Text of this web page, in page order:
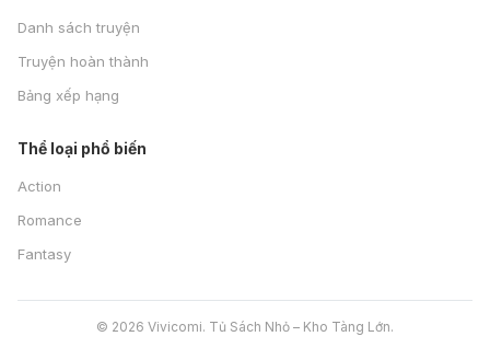
Danh sách truyện
Truyện hoàn thành
Bảng xếp hạng
Thể loại phổ biến
Action
Romance
Fantasy
© 2026 Vivicomi. Tủ Sách Nhỏ – Kho Tàng Lớn.